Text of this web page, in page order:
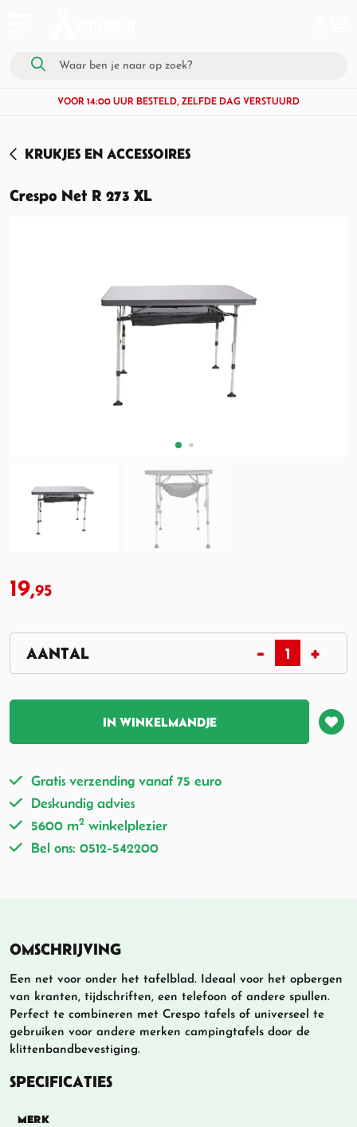
VOOR 14:00 UUR BESTELD, ZELFDE DAG VERSTUURD
KRUKJES EN ACCESSOIRES
Crespo Net R 273 XL
19,95
IN WINKELMANDJE
Gratis verzending vanaf 75 euro
Deskundig advies
5600 m2 winkelplezier
Bel ons: 0512-542200
OMSCHRIJVING
Een net voor onder het tafelblad. Ideaal voor het opbergen
van kranten, tijdschriften, een telefoon of andere spullen.
Perfect te combineren met Crespo tafels of universeel te
gebruiken voor andere merken campingtafels door de
klittenbandbevestiging.
SPECIFICATIES
MERK